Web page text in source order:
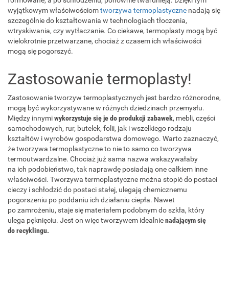
wyjątkowym właściwościomtworzywa termoplastyczne nadają się
szczególnie do kształtowania w technologiach tłoczenia,
wtryskiwania, czy wytłaczanie. Co ciekawe, termoplasty mogą być
wielokrotnie przetwarzane, chociaż z czasem ich właściwości
mogą się pogorszyć.
Zastosowanie termoplasty!
Zastosowanie tworzyw termoplastycznych jest bardzo różnorodne,
mogą być wykorzystywane w różnych dziedzinach przemysłu.
Między innymiwykorzystuje się je do produkcji zabawek, mebli, części
samochodowych, rur, butelek, folii, jak i wszelkiego rodzaju
kształtów i wyrobów gospodarstwa domowego. Warto zaznaczyć,
że tworzywa termoplastyczne to nie to samo co tworzywa
termoutwardzalne. Chociaż już sama nazwa wskazywałaby
na ich podobieństwo, tak naprawdę posiadają one całkiem inne
właściwości. Tworzywa termoplastyczne można stopić do postaci
cieczy i schłodzić do postaci stałej, ulegają chemicznemu
pogorszeniu po poddaniu ich działaniu ciepła. Nawet
po zamrożeniu, staje się materiałem podobnym do szkła, który
ulega pęknięciu. Jest on więc tworzywem idealnienadającym się
do recyklingu.